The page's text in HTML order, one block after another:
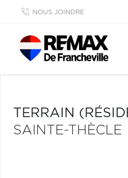
NOUS JOINDRE
TERRAIN
SAINTE-THÈCLE